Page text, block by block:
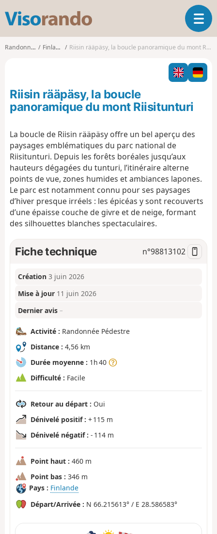
s
o
o
O
u
v
i
r
l
i
Randonnées Finlande Riisin rääpäsy, la boucle panoramique du mont Riisitunturi
Riisin rääpäsy, la boucle
panoramique du mont Riisitunturi
La boucle de Riisin rääpäsy offre un bel aperçu des
paysages emblématiques du parc national de
Riisitunturi. Depuis les forêts boréales jusqu’aux
hauteurs dégagées du tunturi, l’itinéraire alterne
points de vue, zones humides et ambiances lapones.
Le parc est notamment connu pour ses paysages
d’hiver presque irréels : les épicéas y sont recouverts
d’une épaisse couche de givre et de neige, formant
des silhouettes blanches spectaculaires.
Fiche technique n°98813102
Création 3 juin 2026
Mise à jour 11 juin 2026
Dernier avis –
Activité : Randonnée Pédestre
Distance : 4,56 km
Durée moyenne : 1h 40
Difficulté : Facile
Retour au départ : Oui
Dénivelé positif : + 115 m
Dénivelé négatif : - 114 m
Point haut : 460 m
Point bas : 346 m
Pays : Finlande
Départ/Arrivée : N 66.215613° / E 28.586583°